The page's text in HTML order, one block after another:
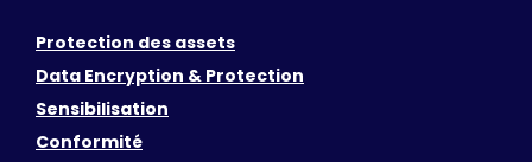
Protection des assets
Data Encryption & Protection
Sensibilisation
Conformité